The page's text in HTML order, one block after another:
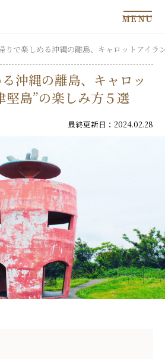
MENU
りで楽しめる沖縄の離島、キャロットアイラ
沖縄の離島、キャロッ
堅島”の楽しみ方５選
最終更新日：2024.02.28